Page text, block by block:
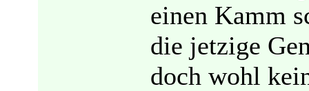
einen Kamm
die jetzige
doch wohl